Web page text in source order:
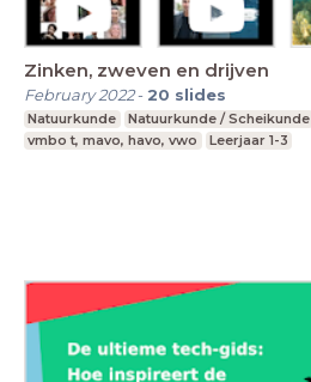
Zinken, zweven en drijven
February 2022- 20 slides
Natuurkunde Natuurkunde / Scheikunde
vmbo t, mavo, havo, vwo
Leerjaar 1-3